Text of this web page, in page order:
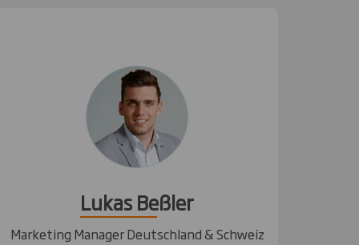
Lukas Beßler
Marketing Manager Deutschland & Schweiz